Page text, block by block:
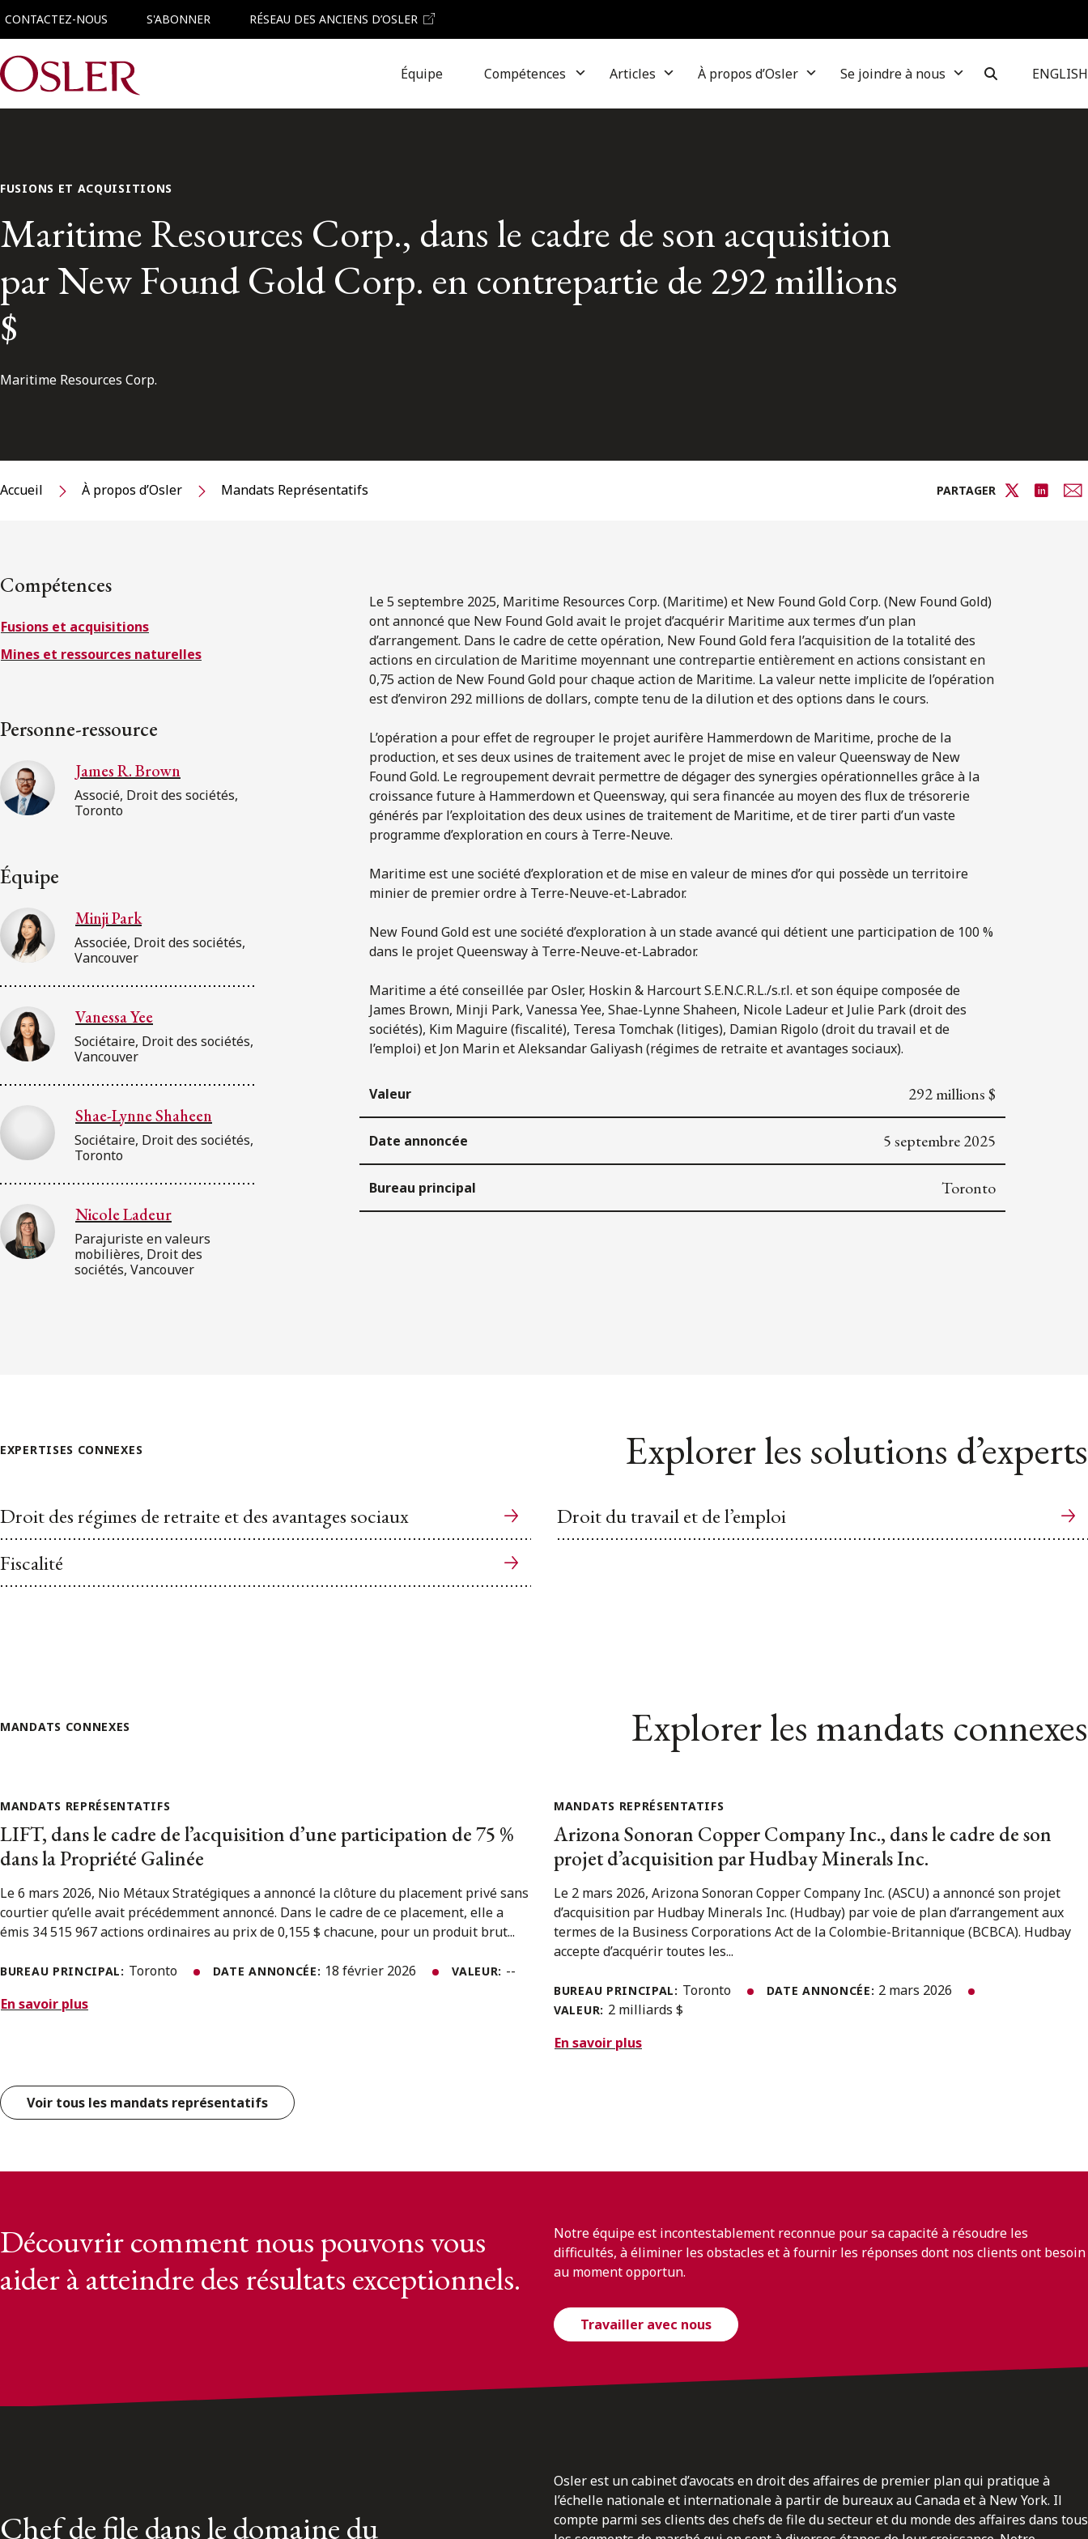
CONTACTEZ-NOUS S'ABONNER RÉSEAU DES ANCIENS D’OSLER
Main Navigation Équipe Compétences Articles À propos d’Osler Se joindre à nous ENGLISH
FUSIONS ET ACQUISITIONS
Maritime Resources Corp., dans le cadre de son acquisition
par New Found Gold Corp. en contrepartie de 292 millions
$
Maritime Resources Corp.
Accueil À propos d’Osler Mandats Représentatifs PARTAGER
Compétences
Fusions et acquisitions
Mines et ressources naturelles
Personne-ressource
James R. Brown
Associé, Droit des sociétés,
Toronto
Équipe
Minji Park
Associée, Droit des sociétés,
Vancouver
Vanessa Yee
Sociétaire, Droit des sociétés,
Vancouver
Shae-Lynne Shaheen
Sociétaire, Droit des sociétés,
Toronto
Nicole Ladeur
Parajuriste en valeurs
mobilières, Droit des
sociétés, Vancouver
Le 5 septembre 2025, Maritime Resources Corp. (Maritime) et New Found Gold Corp. (New Found Gold)
ont annoncé que New Found Gold avait le projet d’acquérir Maritime aux termes d’un plan
d’arrangement. Dans le cadre de cette opération, New Found Gold fera l’acquisition de la totalité des
actions en circulation de Maritime moyennant une contrepartie entièrement en actions consistant en
0,75 action de New Found Gold pour chaque action de Maritime. La valeur nette implicite de l’opération
est d’environ 292 millions de dollars, compte tenu de la dilution et des options dans le cours.
L’opération a pour effet de regrouper le projet aurifère Hammerdown de Maritime, proche de la
production, et ses deux usines de traitement avec le projet de mise en valeur Queensway de New
Found Gold. Le regroupement devrait permettre de dégager des synergies opérationnelles grâce à la
croissance future à Hammerdown et Queensway, qui sera financée au moyen des flux de trésorerie
générés par l’exploitation des deux usines de traitement de Maritime, et de tirer parti d’un vaste
programme d’exploration en cours à Terre-Neuve.
Maritime est une société d’exploration et de mise en valeur de mines d’or qui possède un territoire
minier de premier ordre à Terre-Neuve-et-Labrador.
New Found Gold est une société d’exploration à un stade avancé qui détient une participation de 100 %
dans le projet Queensway à Terre-Neuve-et-Labrador.
Maritime a été conseillée par Osler, Hoskin & Harcourt S.E.N.C.R.L./s.r.l. et son équipe composée de
James Brown, Minji Park, Vanessa Yee, Shae-Lynne Shaheen, Nicole Ladeur et Julie Park (droit des
sociétés), Kim Maguire (fiscalité), Teresa Tomchak (litiges), Damian Rigolo (droit du travail et de
l’emploi) et Jon Marin et Aleksandar Galiyash (régimes de retraite et avantages sociaux).
Valeur 292 millions $
Date annoncée 5 septembre 2025
Bureau principal Toronto
EXPERTISES CONNEXES Explorer les solutions d’experts
Droit des régimes de retraite et des avantages sociaux
Droit du travail et de l’emploi
Fiscalité
MANDATS CONNEXES Explorer les mandats connexes
MANDATS REPRÉSENTATIFS
LIFT, dans le cadre de l’acquisition d’une participation de 75 %
dans la Propriété Galinée
Le 6 mars 2026, Nio Métaux Stratégiques a annoncé la clôture du placement privé sans
courtier qu’elle avait précédemment annoncé. Dans le cadre de ce placement, elle a
émis 34 515 967 actions ordinaires au prix de 0,155 $ chacune, pour un produit brut...
BUREAU PRINCIPAL: Toronto DATE ANNONCÉE: 18 février 2026 VALEUR: --
En savoir plus
MANDATS REPRÉSENTATIFS
Arizona Sonoran Copper Company Inc., dans le cadre de son
projet d’acquisition par Hudbay Minerals Inc.
Le 2 mars 2026, Arizona Sonoran Copper Company Inc. (ASCU) a annoncé son projet
d’acquisition par Hudbay Minerals Inc. (Hudbay) par voie de plan d’arrangement aux
termes de la Business Corporations Act de la Colombie-Britannique (BCBCA). Hudbay
accepte d’acquérir toutes les...
BUREAU PRINCIPAL: Toronto DATE ANNONCÉE: 2 mars 2026
VALEUR: 2 milliards $
En savoir plus
Voir tous les mandats représentatifs
Découvrir comment nous pouvons vous
aider à atteindre des résultats exceptionnels.
Notre équipe est incontestablement reconnue pour sa capacité à résoudre les
difficultés, à éliminer les obstacles et à fournir les réponses dont nos clients ont besoin
au moment opportun.
Travailler avec nous
Chef de file dans le domaine du
Osler est un cabinet d’avocats en droit des affaires de premier plan qui pratique à
l’échelle nationale et internationale à partir de bureaux au Canada et à New York. Il
compte parmi ses clients des chefs de file du secteur et du monde des affaires dans tous